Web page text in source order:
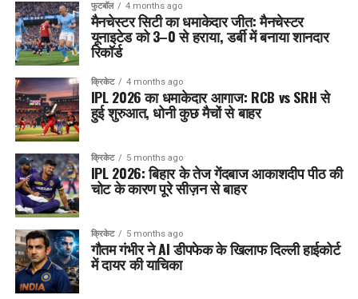
फुटबॉल 4 months ago
मैनचेस्टर सिटी का धमाकेदार जीत: मैनचेस्टर
यूनाइटेड को 3–0 से हराया, डर्बी में बनाया शानदार
रिकॉर्ड
क्रिकेट 4 months ago
IPL 2026 का धमाकेदार आगाज: RCB vs SRH से
हुई शुरुआत, धोनी कुछ मैचों से बाहर
क्रिकेट 5 months ago
IPL 2026: बिहार के तेज गेंदबाज आकाशदीप पीठ की
चोट के कारण पूरे सीज़न से बाहर
क्रिकेट 5 months ago
गौतम गंभीर ने AI डीपफेक के खिलाफ दिल्ली हाईकोर्ट
में दायर की याचिका